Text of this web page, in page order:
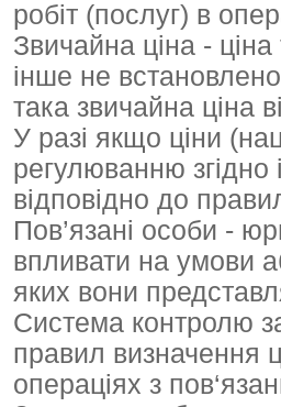
робіт (послуг) в
Звичайна ціна -
інше не
така звичайна ціна
У разі якщо ціни
регулюванню згідно
відповідно до
Пов’язані особи -
впливати на умови
яких вони
Система контролю
правил визначення
операціях з